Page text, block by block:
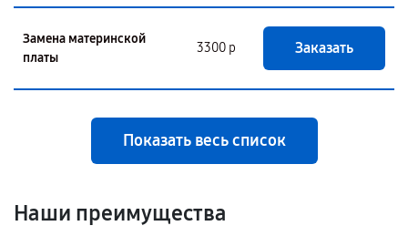
Замена материнской
платы
3300 р Заказать
Показать весь список
Наши преимущества